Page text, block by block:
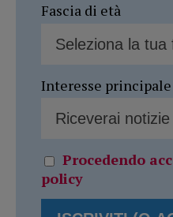
Fascia di età
Interesse principale
Procedendo
policy